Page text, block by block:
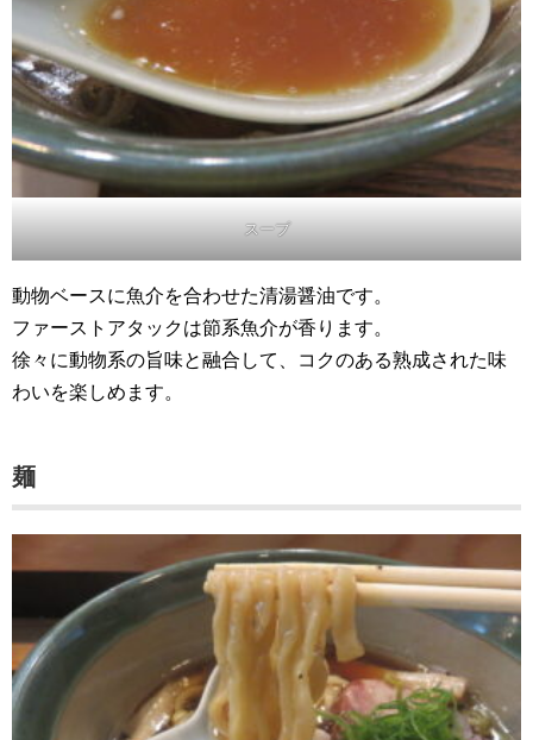
スープ
動物ベースに魚介を合わせた清湯醤油です。
ファーストアタックは節系魚介が香ります。
徐々に動物系の旨味と融合して、コクのある熟成された味
わいを楽しめます。
麺